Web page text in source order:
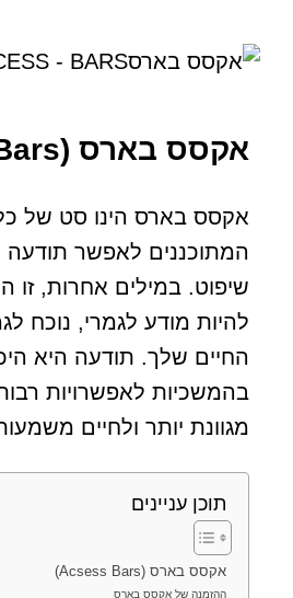
אקסס בארס (Acsess Bars)
אקסס בארס הינו סט של
המתוכננים לאפשר
שיפוט. במילים אחרות, זו
להיות מודע לגמרי, נוכח
החיים שלך. תודעה היא
בהמשכיות לאפשרויות
מגוונת יותר ולחיים
תוכן עניינים
אקסס בארס (Acsess Bars)
ההזמנה של אקסס בארס